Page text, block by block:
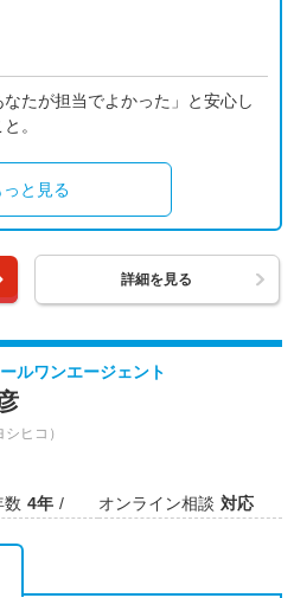
たが担当でよかった」と安心し
。
っと見る
詳細を見る
ルワンエージェント
シヒコ）
数 4年 オンライン相談 対応